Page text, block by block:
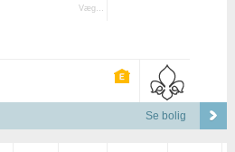
Vægtet
Se bolig